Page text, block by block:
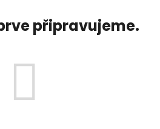
připravujeme.